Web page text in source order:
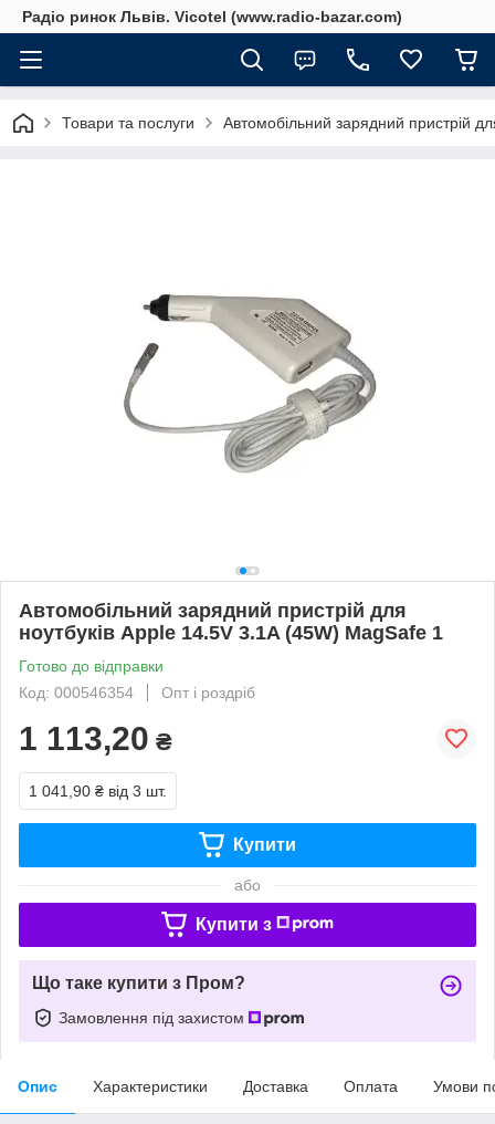
Радіо ринок Львів. Vicotel (www.radio-bazar.com)
Товари та послуги Автомобільний зарядний пристрій
Автомобільний зарядний пристрій для
ноутбуків Apple 14.5V 3.1A (45W) MagSafe 1
Готово до відправки
Код: 000546354
Опт і роздріб
1 113,20 ₴
1 041,90 ₴ від 3 шт.
Купити
або
Купити з
Що таке купити з Пром?
Замовлення під захистом
Опис Характеристики Доставка Оплата Умови